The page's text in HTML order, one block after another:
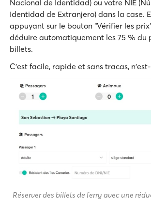
Nacional de Identidad) ou votre NIE
Identidad de Extranjero) dans la case.
appuyant sur le bouton “Vérifier les
déduire automatiquement les 75 % du
billets.
C'est facile, rapide et sans tracas,
Réserver des billets de ferry avec une